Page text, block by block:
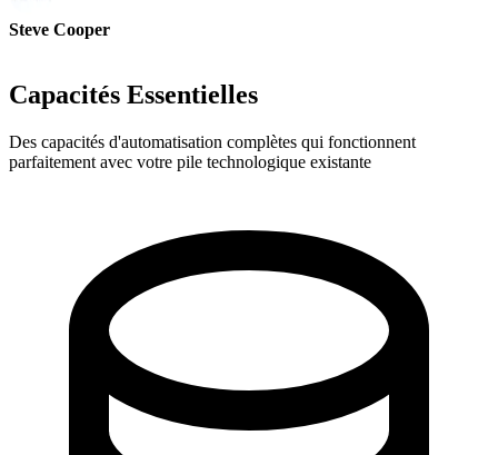
Steve Cooper
Capacités Essentielles
Des capacités d'automatisation complètes qui fonctionnent
parfaitement avec votre pile technologique existante